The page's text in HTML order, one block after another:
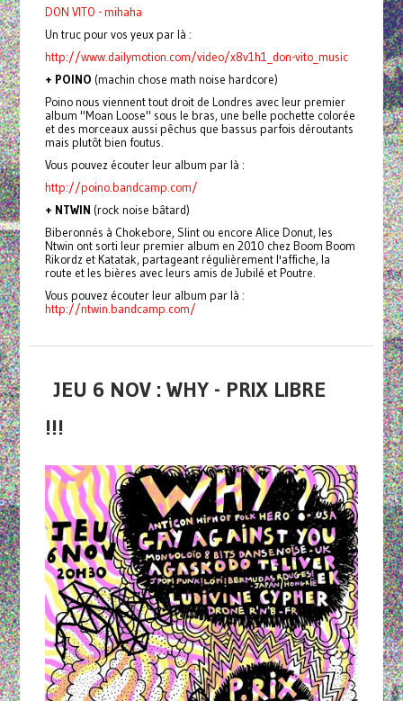
DON VITO - mihaha
Un truc pour vos yeux par là :
http://www.dailymotion.com/video/x8v1h1_don-vito_music
+ POINO (machin chose math noise hardcore)
Poino nous viennent tout droit de Londres avec leur premier
album "Moan Loose" sous le bras, une belle pochette colorée
et des morceaux aussi pêchus que bassus parfois déroutants
mais plutôt bien foutus.
Vous pouvez écouter leur album par là :
http://poino.bandcamp.com/
+ NTWIN (rock noise bâtard)
Biberonnés à Chokebore, Slint ou encore Alice Donut, les
Ntwin ont sorti leur premier album en 2010 chez Boom Boom
Rikordz et Katatak, partageant régulièrement l'affiche, la
route et les bières avec leurs amis de Jubilé et Poutre.
Vous pouvez écouter leur album par là :
http://ntwin.bandcamp.com/
JEU 6 NOV : WHY - PRIX LIBRE
!!!